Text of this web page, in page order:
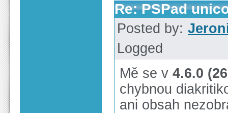
Re: PSPad
Posted by:
Logged
Mě se v 4.6.0
chybnou
ani obsah